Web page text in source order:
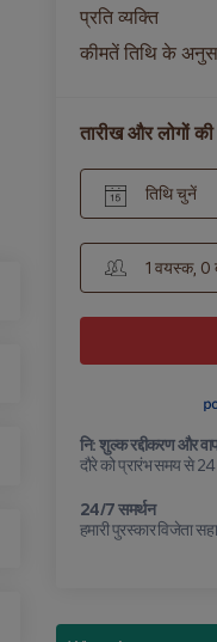
प्रति व्यक्ति
कीमतें तिथि के
तारीख और लोगों
तिथि चुनें
1 वयस्क, 0
नि: शुल्क रद्दीकरण और
दौरे को प्रारंभ समय से
24/7 समर्थन
हमारी पुरस्कार विजेता